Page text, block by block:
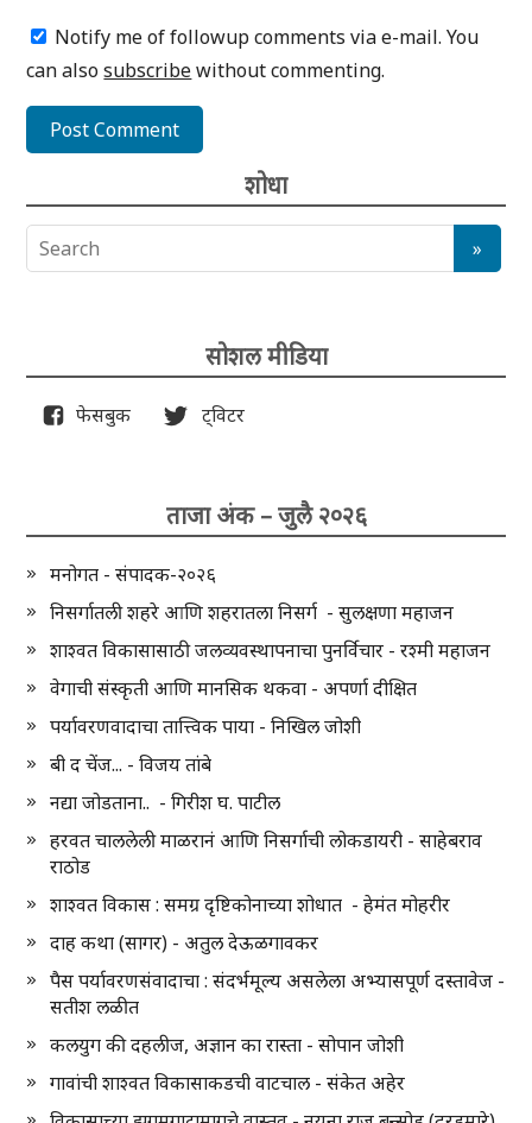
Notify me of followup comments via e-mail. You
can alsosubscribewithout commenting.
शोधा
सोशल मीडिया
फेसबुक ट्विटर
ताजा अंक – जुलै २०२६
मनोगत - संपादक-२०२६
निसर्गातली शहरे आणि शहरातला निसर्ग - सुलक्षणा महाजन
शाश्वत विकासासाठी जलव्यवस्थापनाचा पुनर्विचार - रश्मी महाजन
वेगाची संस्कृती आणि मानसिक थकवा - अपर्णा दीक्षित
पर्यावरणवादाचा तात्त्विक पाया - निखिल जोशी
बी द चेंज... - विजय तांबे
नद्या जोडताना.. - गिरीश घ. पाटील
हरवत चाललेली माळरानं आणि निसर्गाची लोकडायरी - साहेबराव
राठोड
शाश्वत विकास : समग्र दृष्टिकोनाच्या शोधात - हेमंत मोहरीर
दाह कथा (सागर) - अतुल देऊळगावकर
पैस पर्यावरणसंवादाचा : संदर्भमूल्य असलेला अभ्यासपूर्ण दस्तावेज -
सतीश लळीत
कलयुग की दहलीज, अज्ञान का रास्ता - सोपान जोशी
गावांची शाश्वत विकासाकडची वाटचाल - संकेत अहेर